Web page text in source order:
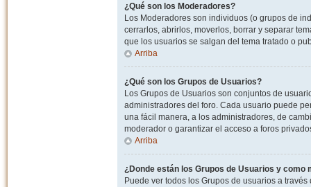
¿Qué son los Moderadores?
Los Moderadores son individuos (o grupos de
cerrarlos, abrirlos, moverlos, borrar y separar
que los usuarios se salgan del tema tratado o
Arriba
¿Qué son los Grupos de Usuarios?
Los Grupos de Usuarios son conjuntos de
administradores del foro. Cada usuario puede
una fácil manera, a los administradores, de
moderador o garantizar el acceso a foros
Arriba
¿Donde están los Grupos de Usuarios y como
Puede ver todos los Grupos de usuarios a